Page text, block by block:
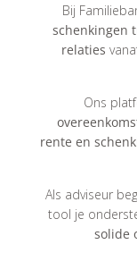
Bij
schenkingen
relaties
Ons
rente en
Als adviseur
tool je
solide